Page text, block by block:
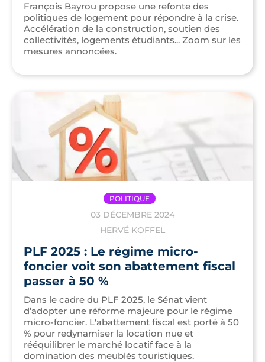
François Bayrou propose une refonte des
politiques de logement pour répondre à la crise.
Accélération de la construction, soutien des
collectivités, logements étudiants... Zoom sur les
mesures annoncées.
POLITIQUE
03 DÉCEMBRE 2024
HERVÉ KOFFEL
PLF 2025 : Le régime micro-
foncier voit son abattement fiscal
passer à 50 %
Dans le cadre du PLF 2025, le Sénat vient
d’adopter une réforme majeure pour le régime
micro-foncier. L'abattement fiscal est porté à 50
% pour redynamiser la location nue et
rééquilibrer le marché locatif face à la
domination des meublés touristiques.